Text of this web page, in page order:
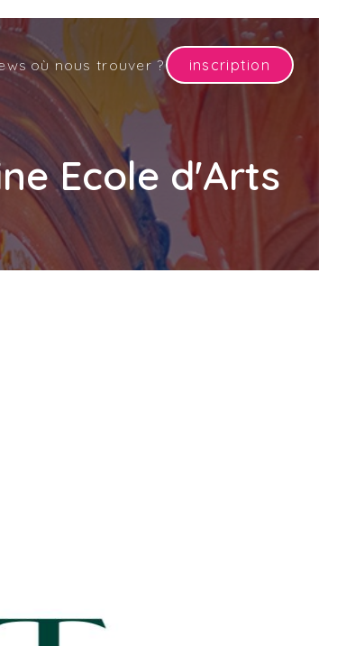
où nous trouver ? inscription
Ecole d'Arts